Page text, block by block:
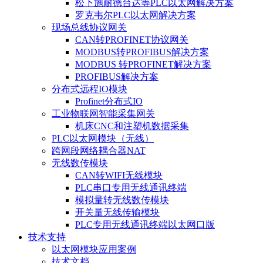
松下施耐德台达等PLC以太网解决方案
罗克韦尔PLC以太网解决方案
现场总线协议网关
CAN转PROFINET协议网关
MODBUS转PROFIBUS解决方案
MODBUS 转PROFINET解决方案
PROFIBUS解决方案
分布式远程IO模块
Profinet分布式IO
工业物联网智能采集网关
机床CNC和注塑机数据采集
PLC以太网模块（无线）
跨网段网络耦合器NAT
无线数传模块
CAN转WIFI无线模块
PLC串口专用无线通讯终端
模拟量转无线数传模块
开关量无线传输模块
PLC专用无线通讯终端以太网口版
技术支持
以太网模块应用案例